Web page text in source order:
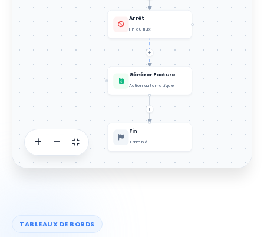
Arrêt
Fin du flux
Générer Facture
Action automatique
Fin
Terminé
TABLEAUX DE BORDS